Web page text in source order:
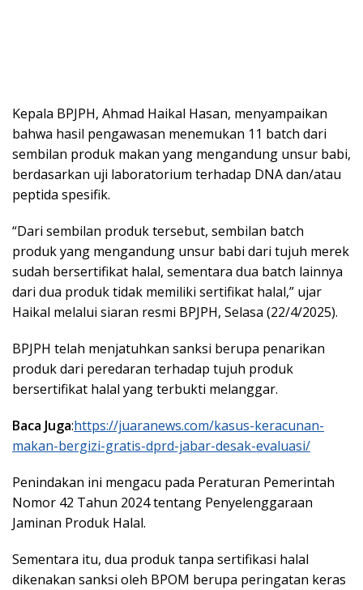
Kepala BPJPH, Ahmad Haikal Hasan, menyampaikan
bahwa hasil pengawasan menemukan 11 batch dari
sembilan produk makan yang mengandung unsur babi,
berdasarkan uji laboratorium terhadap DNA dan/atau
peptida spesifik.
“Dari sembilan produk tersebut, sembilan batch
produk yang mengandung unsur babi dari tujuh merek
sudah bersertifikat halal, sementara dua batch lainnya
dari dua produk tidak memiliki sertifikat halal,” ujar
Haikal melalui siaran resmi BPJPH, Selasa (22/4/2025).
BPJPH telah menjatuhkan sanksi berupa penarikan
produk dari peredaran terhadap tujuh produk
bersertifikat halal yang terbukti melanggar.
Baca Juga:https://juaranews.com/kasus-keracunan-
makan-bergizi-gratis-dprd-jabar-desak-evaluasi/
Penindakan ini mengacu pada Peraturan Pemerintah
Nomor 42 Tahun 2024 tentang Penyelenggaraan
Jaminan Produk Halal.
Sementara itu, dua produk tanpa sertifikasi halal
dikenakan sanksi oleh BPOM berupa peringatan keras